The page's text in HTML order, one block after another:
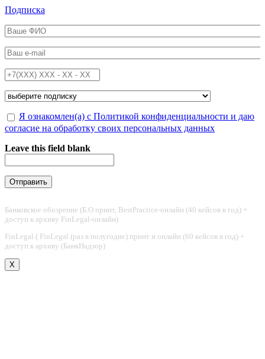
Перейти к основному содержанию
Подписка
ФИО*
Email*
Телефон*
Подписка на*
Обработка персональных данных*
Я ознакомлен(а) с Политикой конфиденциальности и даю
согласие на обработку своих персональных данных
Leave this field blank
Банковское обозрение (Б.О принт, BestPractice-онлайн (40 кейсов в год) +
доступ к архиву FinLegal-онлайн)
FinLegal ( FinLegal (раз в полугодие) принт и онлайн (60 кейсов в год) +
доступ к архиву (БанкНадзор)
X